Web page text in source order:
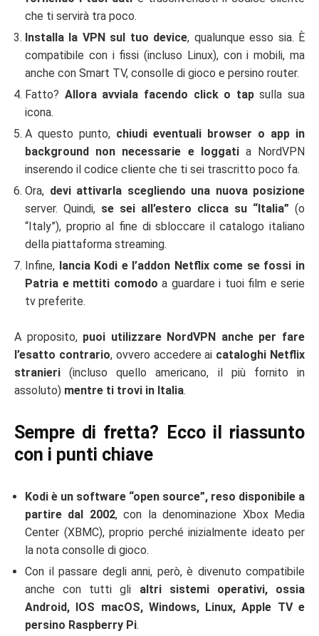
che ti servirà tra poco.
Installa la VPN sul tuo device, qualunque esso sia. È
compatibile con i fissi (incluso Linux), con i mobili, ma
anche con Smart TV, consolle di gioco e persino router.
Fatto? Allora avviala facendo click o tapsulla sua
icona.
A questo punto, chiudi eventuali browser o app in
background non necessarie e loggatia NordVPN
inserendo il codice cliente che ti sei trascritto poco fa.
Ora, devi attivarla scegliendo una nuova posizione
server. Quindi, se sei all’estero clicca su “Italia” (o
“Italy”), proprio al fine di sbloccare il catalogo italiano
della piattaforma streaming.
Infine, lancia Kodi e l’addon Netflix come se fossi in
Patria e mettiti comodo a guardare i tuoi film e serie
tv preferite.
A proposito, puoi utilizzare NordVPN anche per fare
l’esatto contrario, ovvero accedere ai cataloghi Netflix
stranieri (incluso quello americano, il più fornito in
assoluto) mentre ti trovi in Italia.
Sempre di fretta? Ecco il riassunto
con i punti chiave
Kodi è un software “open source”, reso disponibile a
partire dal 2002, con la denominazione Xbox Media
Center (XBMC), proprio perché inizialmente ideato per
la nota consolle di gioco.
Con il passare degli anni, però, è divenuto compatibile
anche con tutti gli altri sistemi operativi, ossia
Android, IOS macOS, Windows, Linux, Apple TV e
persino Raspberry Pi.